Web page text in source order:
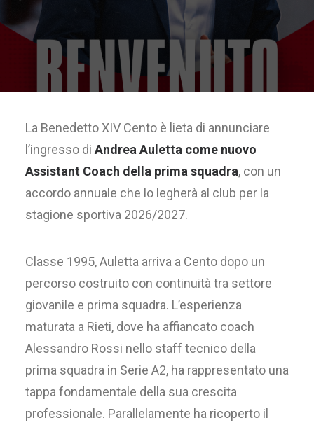
La Benedetto XIV Cento è lieta di annunciare
l’ingresso di Andrea Auletta come nuovo
Assistant Coach della prima squadra, con un
accordo annuale che lo legherà al club per la
stagione sportiva 2026/2027.
Classe 1995, Auletta arriva a Cento dopo un
percorso costruito con continuità tra settore
giovanile e prima squadra. L’esperienza
maturata a Rieti, dove ha affiancato coach
Alessandro Rossi nello staff tecnico della
prima squadra in Serie A2, ha rappresentato una
tappa fondamentale della sua crescita
professionale. Parallelamente ha ricoperto il